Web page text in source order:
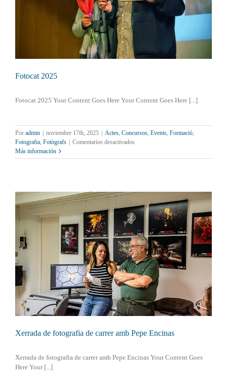
Fotocat 2025
Fotocat 2025 Your Content Goes Here Your Content Goes Here [...]
Por admin noviembre 17th, 2025 Actes, Concursos, Events, Formació,
Fotografia, Fotògrafs Comentarios desactivadosen
2025
Más información
Xerrada de fotografia de carrer amb Pepe Encinas
Xerrada de fotografia de carrer amb Pepe Encinas Your Content Goes
Here Your [...]